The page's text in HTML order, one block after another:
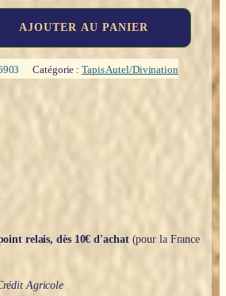
AJOUTER AU PANIER
Catégorie :Tapis Autel/Divination
relais, dès 10€ d'achat(pour la France
Agricole